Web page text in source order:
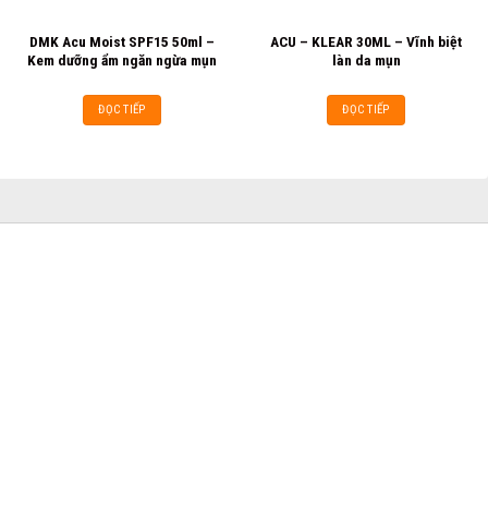
DMK Acu Moist SPF15 50ml –
Kem dưỡng ẩm ngăn ngừa mụn
ĐỌC TIẾP
ACU – KLEAR 30ML – Vĩnh biệt
làn da mụn
ĐỌC TIẾP